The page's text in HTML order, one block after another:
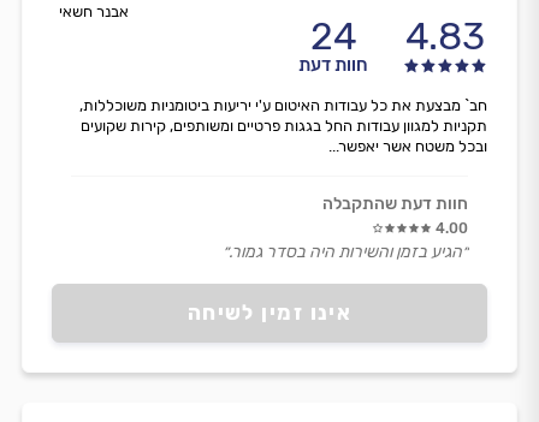
אבנר חשאי
4.83
24
חוות דעת
אינו זמין לשיחה
חב` מבצעת את כל עבודות האיטום ע'י יריעות ביטומניות משוכללות,
תקניות למגוון עבודות החל בגגות פרטיים ומשותפים, קירות שקועים
ובכל משטח אשר יאפשר...
חוות דעת שהתקבלה
4.00
״הגיע בזמן והשירות היה בסדר גמור.״